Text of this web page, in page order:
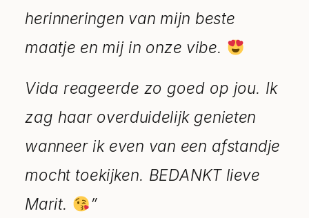
herinneringen van mijn beste
maatje en mij in onze vibe.
Vida reageerde zo goed op jou. Ik
zag haar overduidelijk genieten
wanneer ik even van een afstandje
mocht toekijken. BEDANKT lieve
Marit.
”